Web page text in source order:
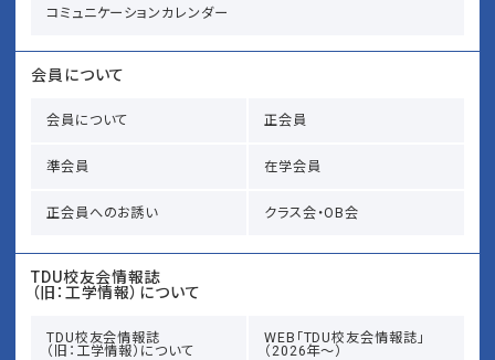
コミュニケーションカレンダー
会員について
会員について 正会員
準会員 在学会員
正会員へのお誘い クラス会・OB会
TDU校友会情報誌
（旧：工学情報）について
TDU校友会情報誌
（旧：工学情報）について
WEB「TDU校友会情報誌」
（2026年～）